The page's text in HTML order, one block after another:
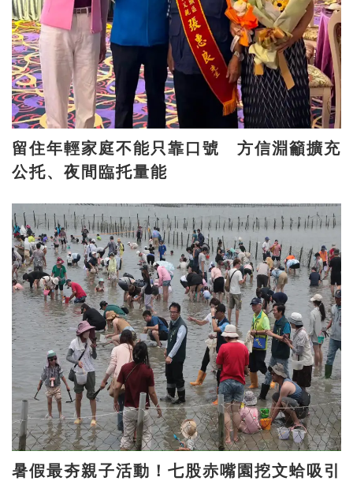
留住年輕家庭不能只靠口號 方信淵籲擴充
公托、夜間臨托量能
暑假最夯親子活動！七股赤嘴園挖文蛤吸引